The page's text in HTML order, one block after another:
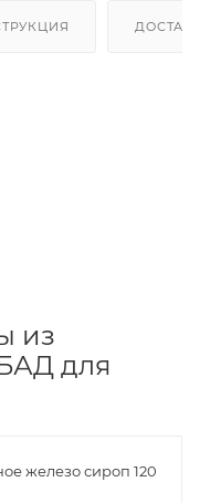
из
для
железо сироп 120